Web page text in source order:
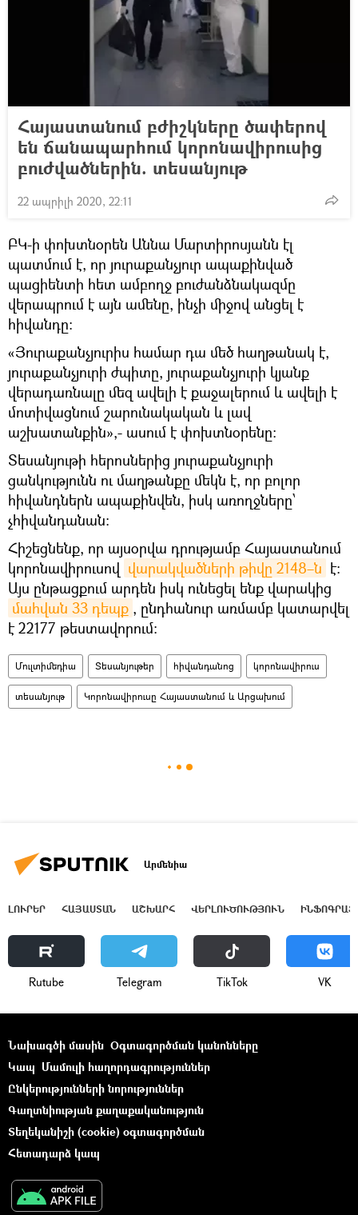
Հայաստանում բժիշկները ծափերով
են ճանապարհում կորոնավիրուսից
բուժվածներին. տեսանյութ
22 ապրիլի 2020, 22:11
ԲԿ-ի փոխտնօրեն Աննա Մարտիրոսյանն էլ
պատմում է, որ յուրաքանչյուր ապաքինված
պացիենտի հետ ամբողջ բուժանձնակազմը
վերապրում է այն ամենը, ինչի միջով անցել է
հիվանդը։
«Յուրաքանչյուրիս համար դա մեծ հաղթանակ է,
յուրաքանչյուրի ժպիտը, յուրաքանչյուրի կյանք
վերադառնալը մեզ ավելի է քաջալերում և ավելի է
մոտիվացնում շարունակական և լավ
աշխատանքին»,- ասում է փոխտնօրենը։
Տեսանյութի հերոսներից յուրաքանչյուրի
ցանկությունն ու մաղթանքը մեկն է, որ բոլոր
հիվանդներն ապաքինվեն, իսկ առողջները՝
չհիվանդանան։
Հիշեցնենք, որ այսօրվա դրությամբ Հայաստանում
կորոնավիրուսով վարակվածների թիվը 2148–ն է։
Այս ընթացքում արդեն իսկ ունեցել ենք վարակից
մահվան 33 դեպք , ընդհանուր առմամբ կատարվել
է 22177 թեստավորում։
Մուլտիմեդիա Տեսանյութեր հիվանդանոց կորոնավիրուս
տեսանյութ Կորոնավիրուսը Հայաստանում և Արցախում
Արմենիա
ԼՈՒՐԵՐ ՀԱՅԱՍՏԱՆ ԱՇԽԱՐՀ ՎԵՐԼՈՒԾՈՒԹՅՈՒՆ
Rutube Telegram ТikТоk VK
Նախագծի մասին Օգտագործման կանոնները
Կապ Մամուլի հաղորդագրություններ
Ընկերությունների նորություններ
Գաղտնիության քաղաքականություն
Տեղեկանիշի (cookie) օգտագործման
Հետադարձ կապ